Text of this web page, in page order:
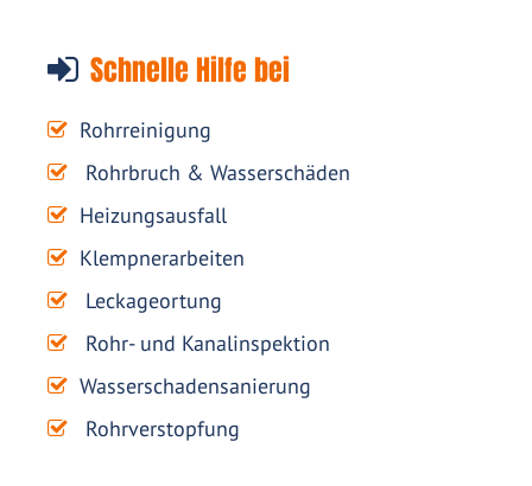
Schnelle Hilfe bei
Rohrreinigung
Rohrbruch & Wasserschäden
Heizungsausfall
Klempnerarbeiten
Leckageortung
Rohr- und Kanalinspektion
Wasserschadensanierung
Rohrverstopfung